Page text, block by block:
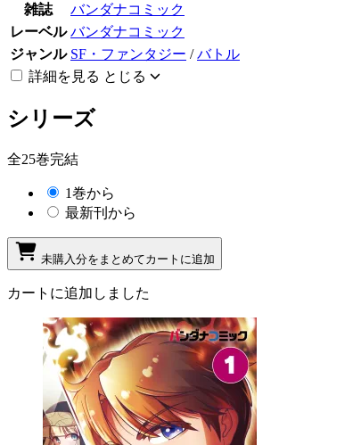
雑誌
バンダナコミック
レーベル バンダナコミック
ジャンル SF・ファンタジー /バトル
詳細を見る とじる
シリーズ
全25巻完結
1巻から
最新刊から
未購入分をまとめてカートに追加
カートに追加しました